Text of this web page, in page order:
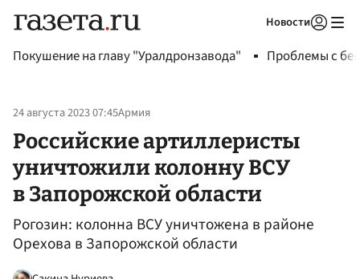
Новости
Покушение на главу "Уралдронзавода" Проблемы с
24 августа 2023 07:45Армия
Российские артиллеристы
уничтожили колонну ВСУ
в Запорожской области
Рогозин: колонна ВСУ уничтожена в районе
Орехова в Запорожской области